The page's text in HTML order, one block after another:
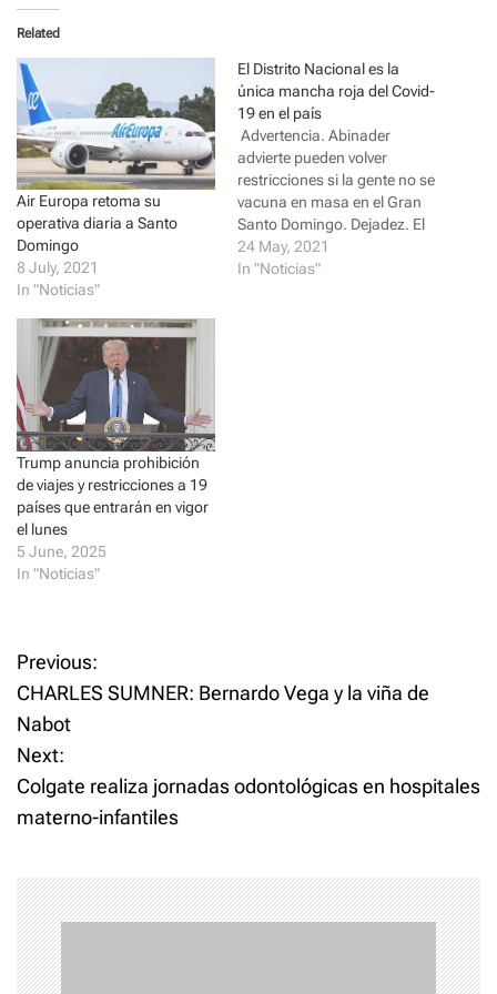
t
o
s
o
n
T
w
i
t
t
e
r
(
O
p
e
n
i
n
n
i
n
d
o
w
)
r
e
o
n
F
a
c
e
b
o
o
s
i
n
n
e
w
w
i
n
d
o
w
)
Related
Air Europa retoma su
operativa diaria a Santo
Domingo
8 July, 2021
In "Noticias"
El Distrito Nacional es la
única mancha roja del Covid-
19 en el país
Advertencia. Abinader
advierte pueden volver
restricciones si la gente no se
vacuna en masa en el Gran
Santo Domingo. Dejadez. El
80 % de los recién infectados
no se ha vacunado. Por El
24 May, 2021
In "Noticias"
Trump anuncia prohibición
de viajes y restricciones a 19
países que entrarán en vigor
el lunes
5 June, 2025
In "Noticias"
P
o
s
t
a
v
Previous:
CHARLES SUMNER: Bernardo Vega y la viña de
Nabot
Next:
Colgate realiza jornadas odontológicas en hospitales
materno-infantiles